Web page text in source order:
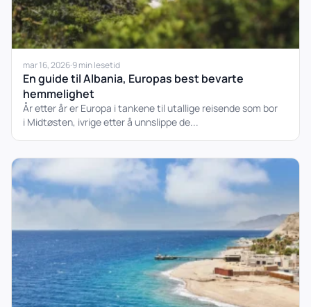
mar 16, 2026·9 min lesetid
En guide til Albania, Europas best bevarte
hemmelighet
År etter år er Europa i tankene til utallige reisende som bor
i Midtøsten, ivrige etter å unnslippe de...